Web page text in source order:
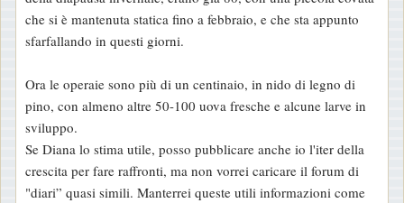
che si è mantenuta statica fino a febbraio, e che sta appunto
sfarfallando in questi giorni.
Ora le operaie sono più di un centinaio, in nido di legno di
pino, con almeno altre 50-100 uova fresche e alcune larve in
sviluppo.
Se Diana lo stima utile, posso pubblicare anche io l'iter della
crescita per fare raffronti, ma non vorrei caricare il forum di
"diari” quasi simili. Manterrei queste utili informazioni come